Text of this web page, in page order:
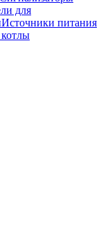
для
Источники питания